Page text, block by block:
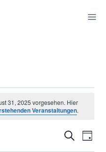
31, 2025 vorgesehen. Hier
Veranstaltungen.
SucheTag